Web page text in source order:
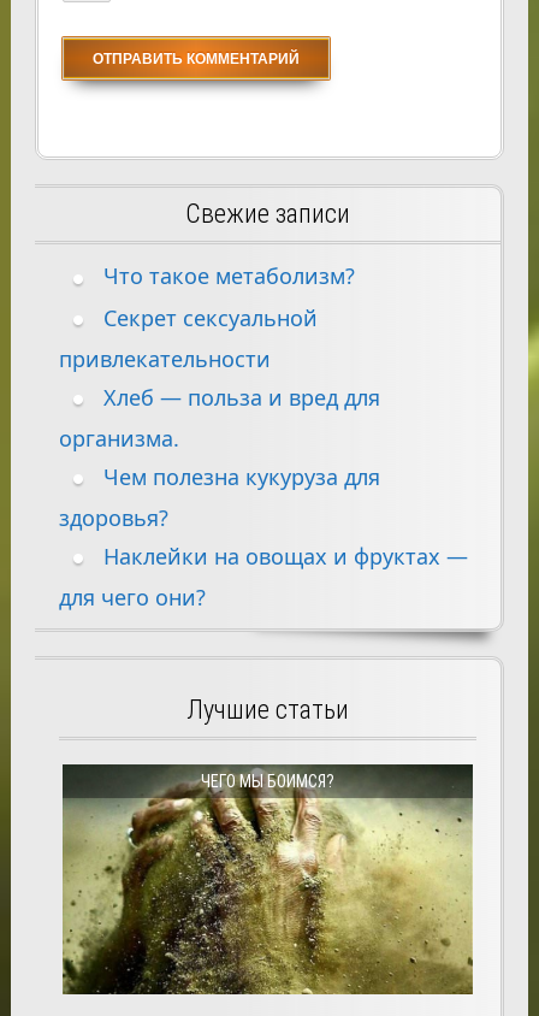
Свежие записи
Что такое метаболизм?
Секрет сексуальной
привлекательности
Хлеб — польза и вред для
организма.
Чем полезна кукуруза для
здоровья?
Наклейки на овощах и фруктах —
для чего они?
Лучшие статьи
ЧЕГО МЫ БОИМСЯ?